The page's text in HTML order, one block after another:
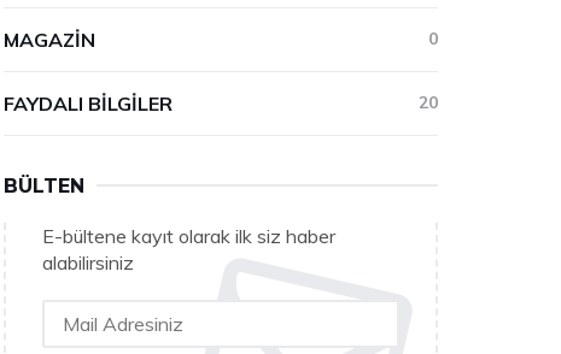
MAGAZIN 0
FAYDALI BILGILER 20
BÜLTEN
E-bültene kayıt olarak ilk siz haber
alabilirsiniz